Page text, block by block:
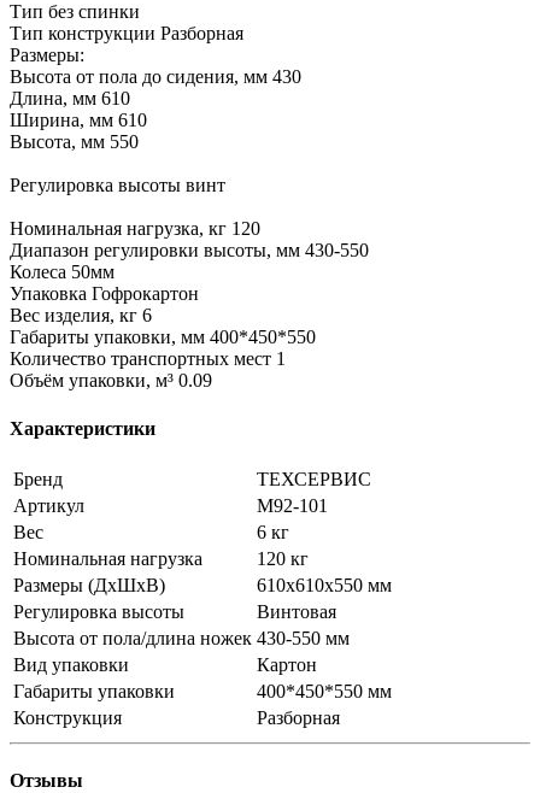
Тип без спинки
Тип конструкции Разборная
Размеры:
Высота от пола до сидения, мм 430
Длина, мм 610
Ширина, мм 610
Высота, мм 550
Регулировка высоты винт
Номинальная нагрузка, кг 120
Диапазон регулировки высоты, мм 430-550
Колеса 50мм
Упаковка Гофрокартон
Вес изделия, кг 6
Габариты упаковки, мм 400*450*550
Количество транспортных мест 1
Объём упаковки, м³ 0.09
Характеристики
Бренд
ТЕХСЕРВИС
Артикул
М92-101
Вес
6 кг
Номинальная нагрузка
120 кг
Размеры (ДхШхВ)
610х610х550 мм
Регулировка высоты
Винтовая
Высота от пола/длина ножек 430-550 мм
Вид упаковки
Картон
Габариты упаковки
400*450*550 мм
Конструкция
Разборная
Отзывы